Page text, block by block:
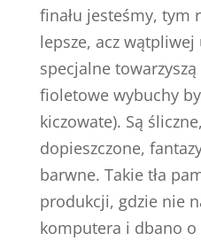
finału jesteśmy, tym
lepsze, acz
specjalne
fioletowe wybuchy
kiczowate). Są
dopieszczone,
barwne. Takie tła
produkcji, gdzie nie
komputera i dbano o